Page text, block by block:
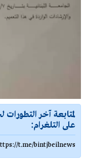
لمتابعة آخر
على التلغرام:
t.me/bintjbeilnews